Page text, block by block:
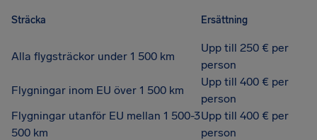
Sträcka Ersättning
Alla flygsträckor under 1 500 km
Upp till 250 € per
person
Flygningar inom EU över 1 500 km
Upp till 400 € per
person
Flygningar utanför EU mellan 1 500-3
500 km
Upp till 400 € per
person